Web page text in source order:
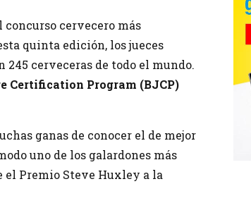
concurso cervecero más
quinta edición, los jueces
245 cerveceras de todo el mundo.
Certification Program (BJCP)
ganas de conocer el de mejor
uno de los galardones más
el Premio Steve Huxley a la